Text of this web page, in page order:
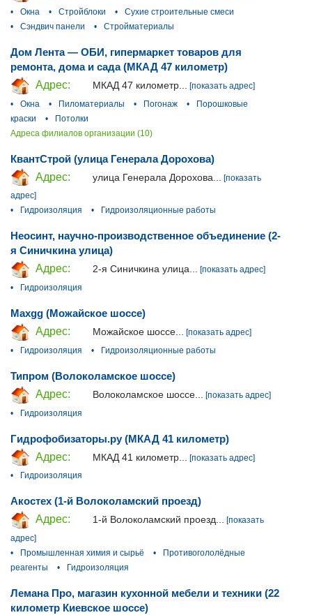
•
Окна • Стройблоки •
Сухие строительные смеси
•
Сэндвич панели • Стройматериалы
Дом Лента — ОБИ, гипермаркет товаров для
ремонта, дома и сада (МКАД 47 километр)
Адрес:
МКАД 47 километр...
[показать адрес]
•
Окна • Пиломатериалы • Погонаж •
Порошковые
краски
•
Потолки
Адреса филиалов организации (10)
КвантСтрой (улица Генерала Дорохова)
Адрес:
улица Генерала Дорохова...
[показать
адрес]
•
Гидроизоляция • Гидроизоляционные работы
Неосинт, научно-производственное объединение (2-
я Синичкина улица)
Адрес:
2-я Синичкина улица... [показать адрес]
•
Гидроизоляция
Maxgg (Можайское шоссе)
Адрес:
Можайское шоссе...
[показать адрес]
•
Гидроизоляция • Гидроизоляционные работы
Типром (Волоколамское шоссе)
Адрес:
Волоколамское шоссе...
[показать адрес]
•
Гидроизоляция
Гидрофобизаторы.ру (МКАД 41 километр)
Адрес:
МКАД 41 километр...
[показать адрес]
•
Гидроизоляция
Акостех (1-й Волоколамский проезд)
Адрес:
1-й Волоколамский проезд... [показать
адрес]
•
Промышленная химия и сырьё •
Противогололёдные
реагенты
• Гидроизоляция
Лемана Про, магазин кухонной мебели и техники (22
километр Киевское шоссе)